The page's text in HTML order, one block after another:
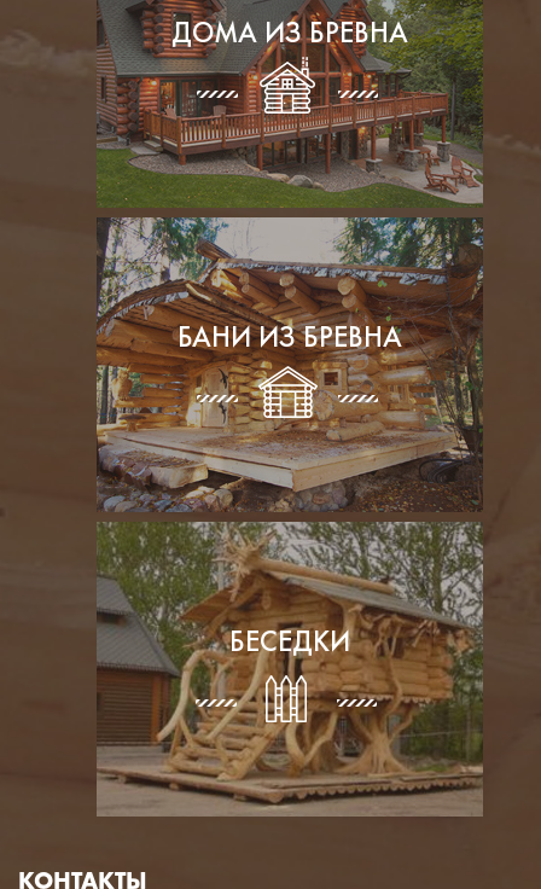
ДОМА ИЗ БРЕВНА
БАНИ ИЗ БРЕВНА
БЕСЕДКИ
КОНТАКТЫ